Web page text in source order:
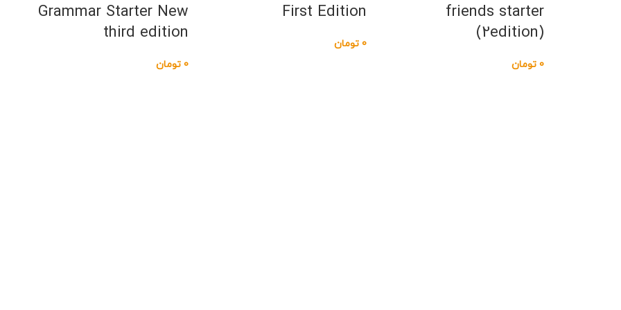
friends starter
(2edition)
0 تومان
First Edition
0 تومان
Grammar Starter New
third edition
0 تومان